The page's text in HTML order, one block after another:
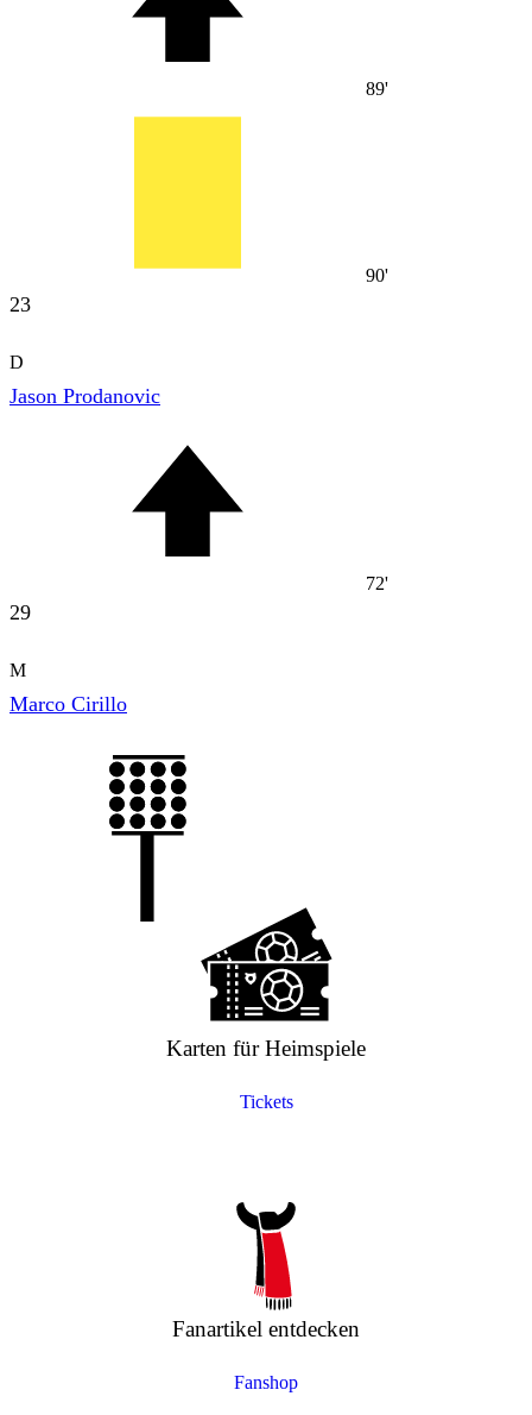
89'
90'
23
D
Jason Prodanovic
72'
29
M
Marco Cirillo
Karten für Heimspiele
Tickets
Fanartikel entdecken
Fanshop